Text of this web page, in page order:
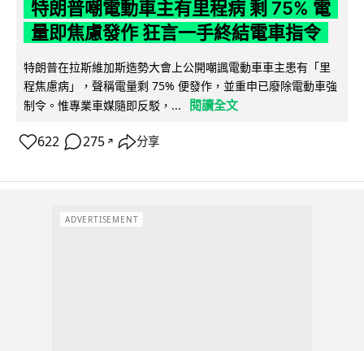
特朗普嘲電動車主有里程病 剩 75% 電
量即焦慮發作 狂言一手終結電車指令
特朗普在拉斯維加斯造勢大會上公開嘲諷電動車車主患有「里
程焦慮病」，聲稱電量剩 75% 便發作，並重申已廢除電動車強
制令。惟專業車媒隨即反駁，...
閱讀全文
622 275 ↗ 分享
ADVERTISEMENT